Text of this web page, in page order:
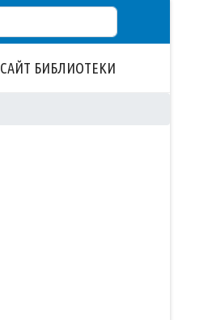
САЙТ БИБЛИОТЕКИ